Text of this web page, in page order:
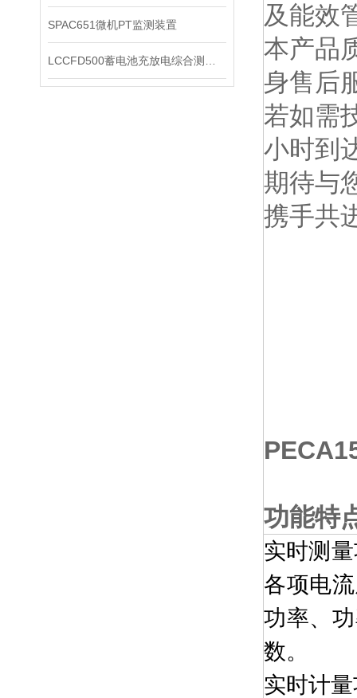
SPAC651微机PT监测装置
及能效
本产品
身售后
若如需
小时到
期待与
携手共
功能特
实时测
各项电
功率、
数。
实时计